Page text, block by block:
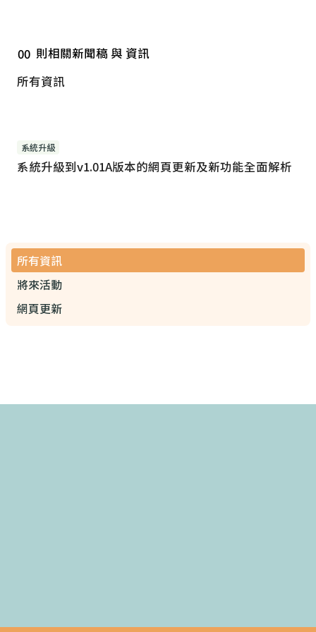
所有資訊
將來活動
網頁更新
00 則相關新聞稿 與 資訊
所有資訊
系統升級
系統升級到v1.01A版本的網頁更新及新功能全面解析